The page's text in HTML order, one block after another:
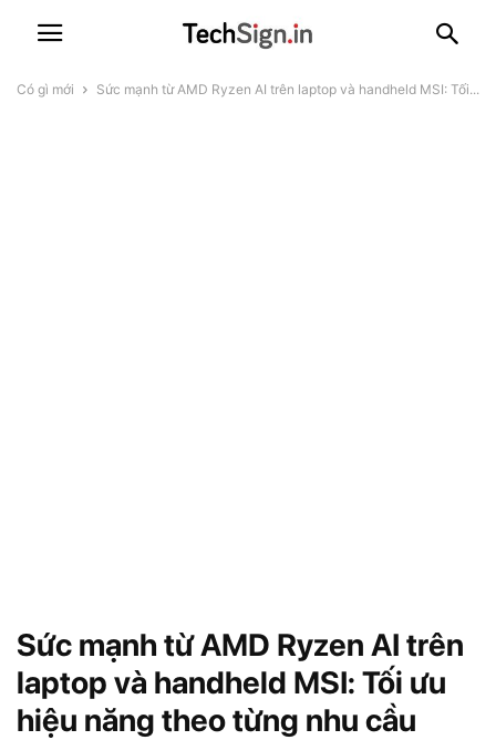
Có gì mới Sức mạnh từ AMD Ryzen AI trên laptop và handheld MSI: Tối...
Sức mạnh từ AMD Ryzen AI trên
laptop và handheld MSI: Tối ưu
hiệu năng theo từng nhu cầu